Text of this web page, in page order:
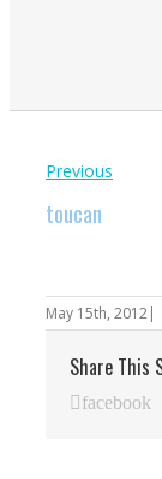
Previous
toucan
May 15th, 2012|
Share This
facebook